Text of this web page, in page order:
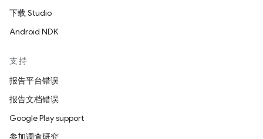
下载 Studio
Android NDK
支持
报告平台错误
报告文档错误
Google Play support
参加调查研究